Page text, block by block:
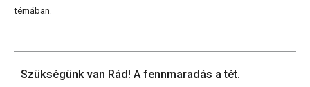
témában.
Szükségünk van Rád! A fennmaradás a tét.